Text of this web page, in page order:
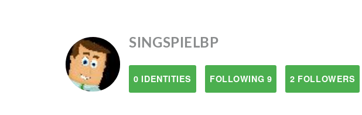
SINGSPIELBP
0 IDENTITIES FOLLOWING 9 2 FOLLOWERS